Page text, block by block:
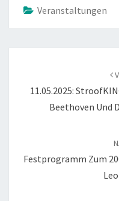
Veranstaltungen
11.05.2025:
Beethoven Und
Festprogramm Zum